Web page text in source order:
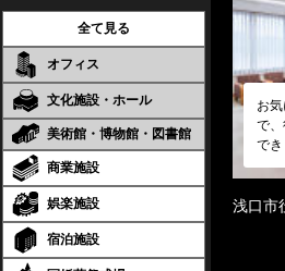
全て見る
オフィス
文化施設・ホール
美術館・博物館・図書館
商業施設
娯楽施設
宿泊施設
お
で
で
浅口市